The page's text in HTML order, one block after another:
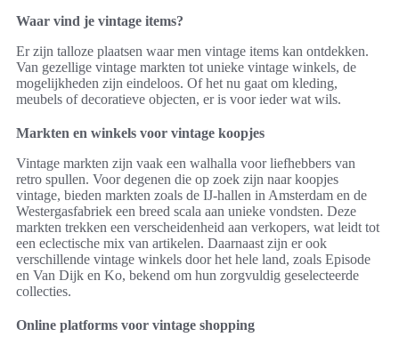
Waar vind je vintage items?
Er zijn talloze plaatsen waar men vintage items kan ontdekken.
Van gezellige vintage markten tot unieke vintage winkels, de
mogelijkheden zijn eindeloos. Of het nu gaat om kleding,
meubels of decoratieve objecten, er is voor ieder wat wils.
Markten en winkels voor vintage koopjes
Vintage markten zijn vaak een walhalla voor liefhebbers van
retro spullen. Voor degenen die op zoek zijn naar koopjes
vintage, bieden markten zoals de IJ-hallen in Amsterdam en de
Westergasfabriek een breed scala aan unieke vondsten. Deze
markten trekken een verscheidenheid aan verkopers, wat leidt tot
een eclectische mix van artikelen. Daarnaast zijn er ook
verschillende vintage winkels door het hele land, zoals Episode
en Van Dijk en Ko, bekend om hun zorgvuldig geselecteerde
collecties.
Online platforms voor vintage shopping